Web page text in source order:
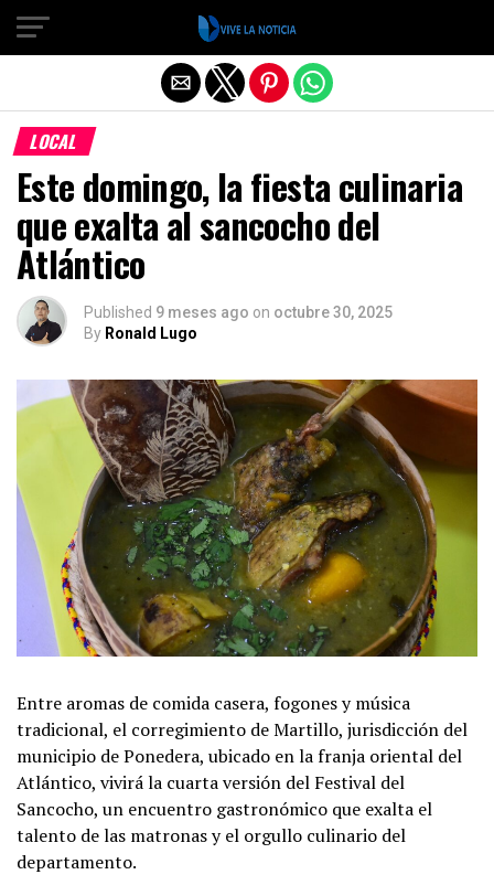
LOCAL
Este domingo, la fiesta culinaria
que exalta al sancocho del
Atlántico
Published 9 meses ago on octubre 30, 2025
By Ronald Lugo
Entre aromas de comida casera, fogones y música
tradicional, el corregimiento de Martillo, jurisdicción del
municipio de Ponedera, ubicado en la franja oriental del
Atlántico, vivirá la cuarta versión del Festival del
Sancocho, un encuentro gastronómico que exalta el
talento de las matronas y el orgullo culinario del
departamento.
Salir de la versión móvil